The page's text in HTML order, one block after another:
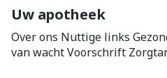
Uw apotheek
Over ons Nuttige links
van wachtVoorschrift